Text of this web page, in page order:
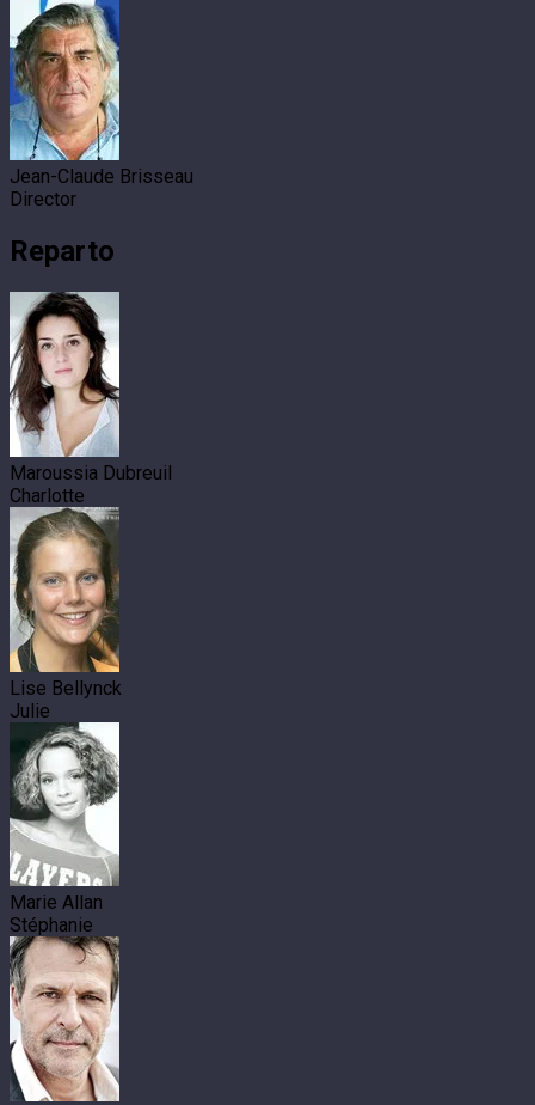
Jean-Claude Brisseau
Director
Reparto
Maroussia Dubreuil
Charlotte
Lise Bellynck
Julie
Marie Allan
Stéphanie